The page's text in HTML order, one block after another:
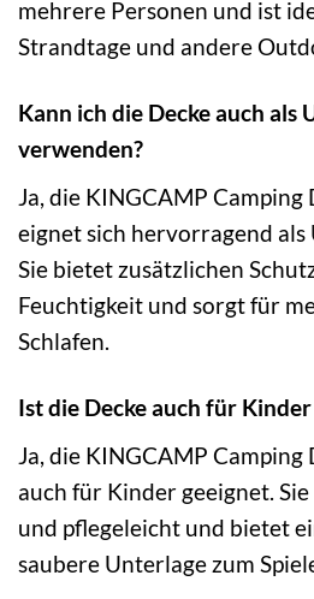
mehrere Personen und ist
Strandtage und andere
Kann ich die Decke auch als
verwenden?
Ja, die KINGCAMP Camping
eignet sich hervorragend
Sie bietet zusätzlichen
Feuchtigkeit und sorgt für
Schlafen.
Ist die Decke auch für
Ja, die KINGCAMP
auch für Kinder geeignet.
und pflegeleicht und bietet
saubere Unterlage zum